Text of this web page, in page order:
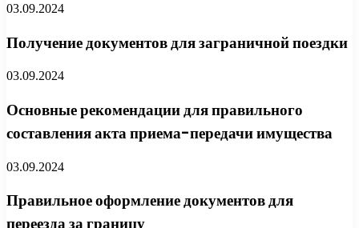
03.09.2024
Получение документов для заграничной поездки
03.09.2024
Основные рекомендации для правильного
составления акта приема-передачи имущества
03.09.2024
Правильное оформление документов для